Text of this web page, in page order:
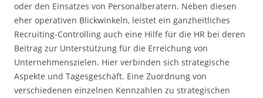
oder den Einsatzes von Personalberatern. Neben diesen
eher operativen Blickwinkeln, leistet ein ganzheitliches
Recruiting-Controlling auch eine Hilfe für die HR bei deren
Beitrag zur Unterstützung für die Erreichung von
Unternehmenszielen. Hier verbinden sich strategische
Aspekte und Tagesgeschäft. Eine Zuordnung von
verschiedenen einzelnen Kennzahlen zu strategischen